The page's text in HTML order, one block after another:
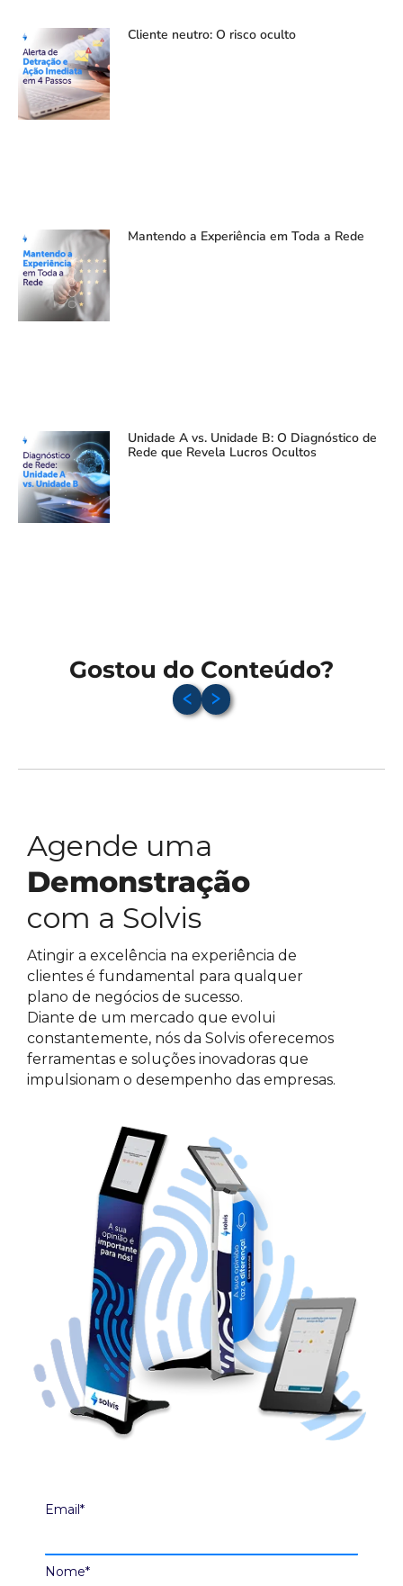
Cliente neutro: O risco oculto
Mantendo a Experiência em Toda a Rede
Unidade A vs. Unidade B: O Diagnóstico de
Rede que Revela Lucros Ocultos
Gostou do Conteúdo?
Agende uma
Demonstração
com a Solvis
Atingir a excelência na experiência de
clientes é fundamental para qualquer
plano de negócios de sucesso.
Diante de um mercado que evolui
constantemente, nós da Solvis oferecemos
ferramentas e soluções inovadoras que
impulsionam o desempenho das empresas.
Email*
Nome*